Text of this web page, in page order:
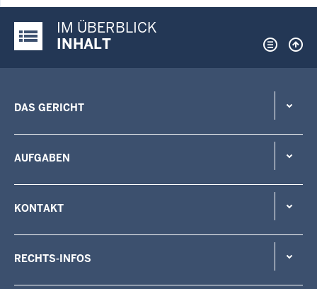
Justiz-Portal im Überblick:
IM ÜBERBLICK
INHALT
DAS GERICHT
AUFGABEN
KONTAKT
RECHTS-INFOS